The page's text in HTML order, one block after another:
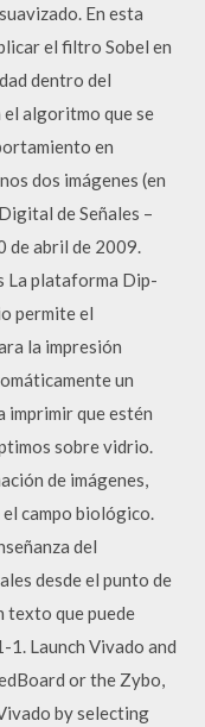
En esta
el filtro Sobel en
dentro del
algoritmo que se
en
dos imágenes (en
de Señales –
de abril de 2009.
La plataforma Dip-
permite el
la impresión
un
imprimir que estén
sobre vidrio.
de imágenes,
campo biológico.
del
desde el punto de
texto que puede
Launch Vivado and
or the Zybo,
by selecting